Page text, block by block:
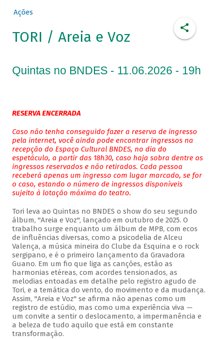
Ações
TORI / Areia e Voz
Quintas no BNDES - 11.06.2026 - 19h
RESERVA ENCERRADA
Caso não tenha conseguido fazer a reserva de ingresso
pela internet, você ainda pode encontrar ingressos na
recepção do Espaço Cultural BNDES, no dia do
espetáculo, a partir das 18h30, caso haja sobra dentre os
ingressos reservados e não retirados. Cada pessoa
receberá apenas um ingresso com lugar marcado, se for
o caso, estando o número de ingressos disponíveis
sujeito à lotação máxima do teatro.
Tori leva ao Quintas no BNDES o show do seu segundo
álbum, "Areia e Voz", lançado em outubro de 2025. O
trabalho surge enquanto um álbum de MPB, com ecos
de influências diversas, como a psicodelia de Alceu
Valença, a música mineira do Clube da Esquina e o rock
sergipano, e é o primeiro lançamento da Gravadora
Guano. Em um fio que liga as canções, estão as
harmonias etéreas, com acordes tensionados, as
melodias entoadas em detalhe pelo registro agudo de
Tori, e a temática do vento, do movimento e da mudança.
Assim, "Areia e Voz" se afirma não apenas como um
registro de estúdio, mas como uma experiência viva —
um convite a sentir o deslocamento, a impermanência e
a beleza de tudo aquilo que está em constante
transformação.